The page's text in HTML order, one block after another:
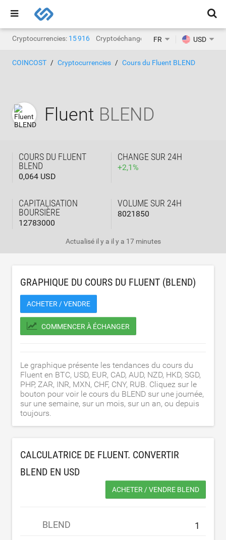
Cryptocurrencies: 15 916 Cryptoéchanges: 1 468
FR USD
COINCOST Cryptocurrencies Cours du Fluent BLEND
Fluent BLEND
COURS DU FLUENT
BLEND
0,064 USD
CHANGE SUR 24H
+2,1%
CAPITALISATION
BOURSIÈRE
12783000
VOLUME SUR 24H
8021850
Actualisé il y a il y a 17 minutes
GRAPHIQUE DU COURS DU FLUENT (BLEND)
ACHETER / VENDRE
COMMENCER À ÉCHANGER
Le graphique présente les tendances du cours du
Fluent en BTC, USD, EUR, CAD, AUD, NZD, HKD, SGD,
PHP, ZAR, INR, MXN, CHF, CNY, RUB. Cliquez sur le
bouton pour voir le cours du BLEND sur une journée,
sur une semaine, sur un mois, sur un an, ou depuis
toujours.
CALCULATRICE DE FLUENT. CONVERTIR
BLEND EN USD
ACHETER / VENDRE BLEND
BLEND